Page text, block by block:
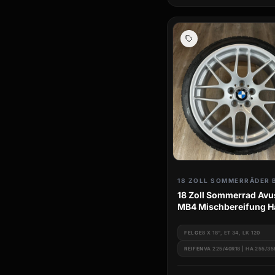
18 ZOLL SOMMERRÄDER
18 Zoll Sommerrad
MB4 Mischbereifung Hankook
FELGE8 X 18", ET 34, LK 120
REIFENVA 225/40R18 | HA 255/